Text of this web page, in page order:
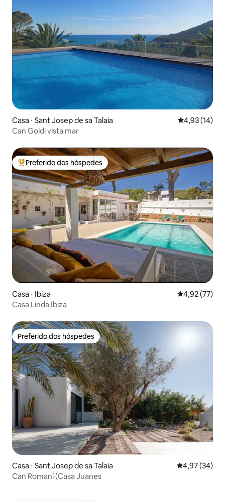
Casa ⋅ Sant Josep de sa Talaia 4,93 de uma
4,93 (14)
Can Goldi vista mar
Entre os melhores preferidos dos hóspedes
Preferido dos hóspedes
Casa ⋅ Ibiza 4,92 de uma
4,92 (77)
Casa Linda Ibiza
Preferido dos hóspedes
Preferido dos hóspedes
Casa ⋅ Sant Josep de sa Talaia 4,97 de uma
4,97 (34)
Can Romaní (Casa Juanes